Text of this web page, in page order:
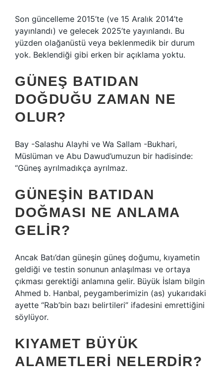
Son güncelleme 2015’te (ve 15 Aralık 2014’te
yayınlandı) ve gelecek 2025’te yayınlandı. Bu
yüzden olağanüstü veya beklenmedik bir durum
yok. Beklendiği gibi erken bir açıklama yoktu.
GÜNEŞ BATIDAN
DOĞDUĞU ZAMAN NE
OLUR?
Bay -Salashu Alayhi ve Wa Sallam -Bukhari,
Müslüman ve Abu Dawud’umuzun bir hadisinde:
“Güneş ayrılmadıkça ayrılmaz.
GÜNEŞIN BATIDAN
DOĞMASI NE ANLAMA
GELIR?
Ancak Batı’dan güneşin güneş doğumu, kıyametin
geldiği ve testin sonunun anlaşılması ve ortaya
çıkması gerektiği anlamına gelir. Büyük İslam bilgin
Ahmed b. Hanbal, peygamberimizin (as) yukarıdaki
ayette “Rab’bin bazı belirtileri” ifadesini emrettiğini
söylüyor.
KIYAMET BÜYÜK
ALAMETLERI NELERDIR?